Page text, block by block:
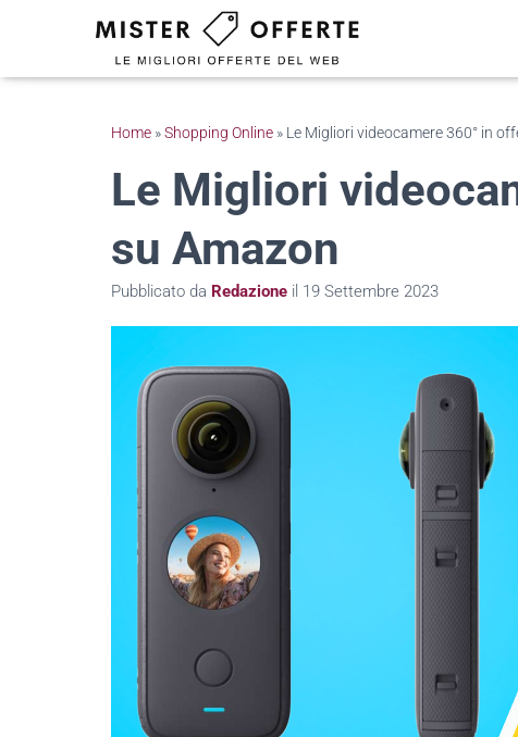
Home »Shopping Online » Le Migliori videocamere 360° in
Le Migliori
su Amazon
Pubblicato da Redazione il 19 Settembre 2023